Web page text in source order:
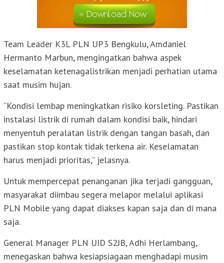
Team Leader K3L PLN UP3 Bengkulu, Amdaniel
Hermanto Marbun, mengingatkan bahwa aspek
keselamatan ketenagalistrikan menjadi perhatian utama
saat musim hujan.
“Kondisi lembap meningkatkan risiko korsleting. Pastikan
instalasi listrik di rumah dalam kondisi baik, hindari
menyentuh peralatan listrik dengan tangan basah, dan
pastikan stop kontak tidak terkena air. Keselamatan
harus menjadi prioritas,” jelasnya.
Untuk mempercepat penanganan jika terjadi gangguan,
masyarakat diimbau segera melapor melalui aplikasi
PLN Mobile yang dapat diakses kapan saja dan di mana
saja.
General Manager PLN UID S2JB, Adhi Herlambang,
menegaskan bahwa kesiapsiagaan menghadapi musim